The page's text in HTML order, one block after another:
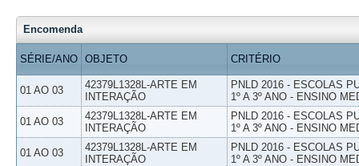
Encomenda
SÉRIE/ANO OBJETO CRITÉRIO
01 AO 03
42379L1328L-ARTE EM
INTERAÇÃO
PNLD 2016 - ESCOLAS
1º A 3º ANO - ENSINO
01 AO 03
42379L1328L-ARTE EM
INTERAÇÃO
PNLD 2016 - ESCOLAS
1º A 3º ANO - ENSINO
01 AO 03
42379L1328L-ARTE EM
INTERAÇÃO
PNLD 2016 - ESCOLAS
1º A 3º ANO - ENSINO